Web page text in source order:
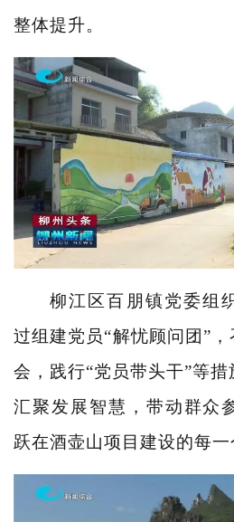
整体提升。
柳江区百朋镇党委组
过组建党员“解忧顾问团”
会，践行“党员带头干”等措
汇聚发展智慧，带动群众
跃在酒壶山项目建设的每一